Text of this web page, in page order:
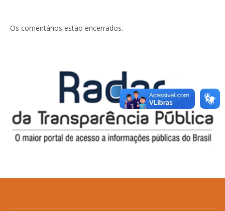
Os comentários estão encerrados.